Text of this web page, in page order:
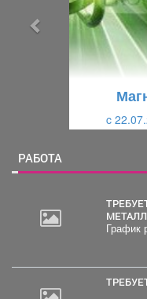
c
РАБОТА
ТРЕБУЕТСЯ - РАЗНОРАБОЧИЕ НА
График